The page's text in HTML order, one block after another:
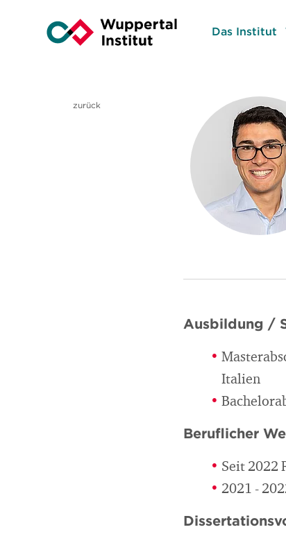
Das Institut
zurück
Ausbildung /
Italien
Beruflicher
Seit 2022
2021 -